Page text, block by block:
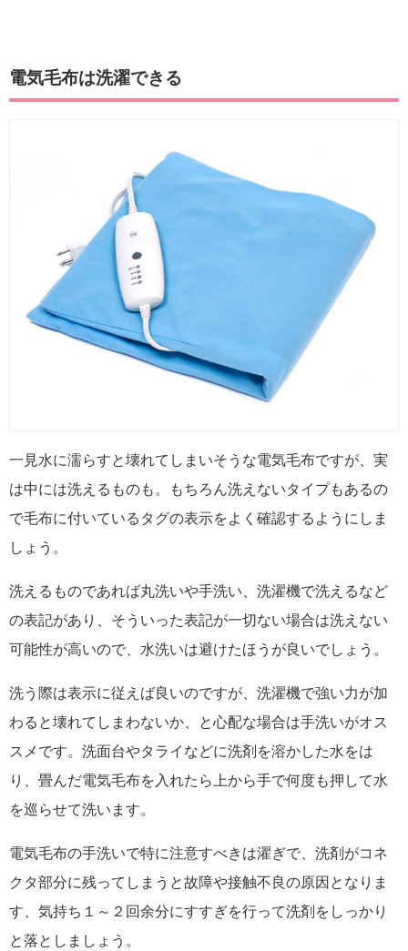
電気毛布は洗濯できる
一見水に濡らすと壊れてしまいそうな電気毛布ですが、実
は中には洗えるものも。もちろん洗えないタイプもあるの
で毛布に付いているタグの表示をよく確認するようにしま
しょう。
洗えるものであれば丸洗いや手洗い、洗濯機で洗えるなど
の表記があり、そういった表記が一切ない場合は洗えない
可能性が高いので、水洗いは避けたほうが良いでしょう。
洗う際は表示に従えば良いのですが、洗濯機で強い力が加
わると壊れてしまわないか、と心配な場合は手洗いがオス
スメです。洗面台やタライなどに洗剤を溶かした水をは
り、畳んだ電気毛布を入れたら上から手で何度も押して水
を巡らせて洗います。
電気毛布の手洗いで特に注意すべきは濯ぎで、洗剤がコネ
クタ部分に残ってしまうと故障や接触不良の原因となりま
す、気持ち１～２回余分にすすぎを行って洗剤をしっかり
と落としましょう。